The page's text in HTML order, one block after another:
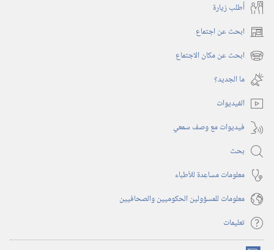
أُطلب زيارة
ابحث عن اجتماع (يفتح
نافذة
جديدة)
ابحث عن مكان الاجتماع (يفتح
نافذة
جديدة)
ما الجديد؟‏
الفيديوات
فيديوات مع وصف سمعي
بحث
معلومات مساعِدة للأطباء
معلومات للمسؤولين الحكوميين والصحافيين
تعليمات